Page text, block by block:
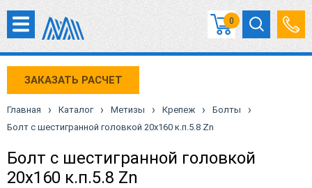
0
ЗАКАЗАТЬ РАСЧЕТ
Главная › Каталог › Метизы › Крепеж › Болты ›
Болт с шестигранной головкой 20х160 к.п.5.8 Zn
Болт с шестигранной головкой
20х160 к.п.5.8 Zn